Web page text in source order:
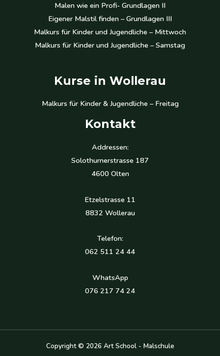
Malen wie ein Profi- Grundlagen II
Eigener Malstil finden – Grundlagen III
Malkurs für Kinder und Jugendliche – Mittwoch
Malkurs für Kinder und Jugendliche – Samstag
Kurse in Wollerau
Malkurs für Kinder & Jugendliche – Freitag
Kontakt
Addressen:
Solothurnerstrasse 187
4600 Olten
Etzelstrasse 11
8832 Wollerau
Telefon:
062 511 24 44
WhatsApp
076 217 74 24
Copyright © 2026 Art School - Malschule